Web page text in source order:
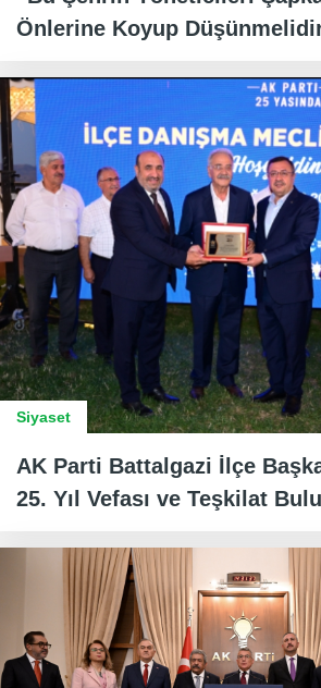
Önlerine Koyup
Siyaset
AK Parti Battalgazi İlçe
25. Yıl Vefası ve Teşkilat